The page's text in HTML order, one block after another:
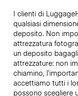
I clienti di
qualsiasi
deposito. Non
attrezzatura
un deposito
attrezzature: non
chiamino,
accettiamo tutti i
possono scegliere